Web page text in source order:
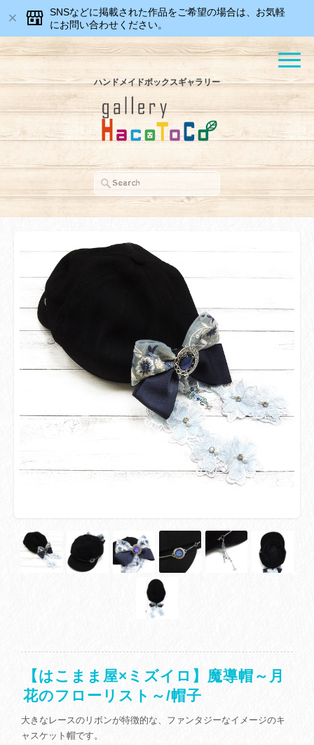
SNSなどに掲載された作品をご希望の場合は、お気軽
にお問い合わせください。
ハンドメイドボックスギャラリー
【はこまま屋×ミズイロ】魔導帽～月
花のフローリスト～/帽子
大きなレースのリボンが特徴的な、ファンタジーなイメージのキ
ャスケット帽です。